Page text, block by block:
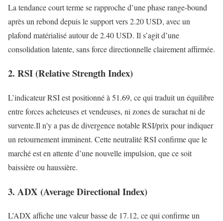
La tendance court terme se rapproche d’une phase range-bound
après un rebond depuis le support vers 2.20 USD, avec un
plafond matérialisé autour de 2.40 USD. Il s’agit d’une
consolidation latente, sans force directionnelle clairement affirmée.
2. RSI (Relative Strength Index)
L’indicateur RSI est positionné à 51.69, ce qui traduit un équilibre
entre forces acheteuses et vendeuses, ni zones de surachat ni de
survente.Il n’y a pas de divergence notable RSI/prix pour indiquer
un retournement imminent. Cette neutralité RSI confirme que le
marché est en attente d’une nouvelle impulsion, que ce soit
baissière ou haussière.
3. ADX (Average Directional Index)
L’ADX affiche une valeur basse de 17.12, ce qui confirme un